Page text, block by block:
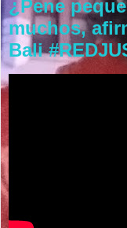
¿Pene
muchos,
Bali